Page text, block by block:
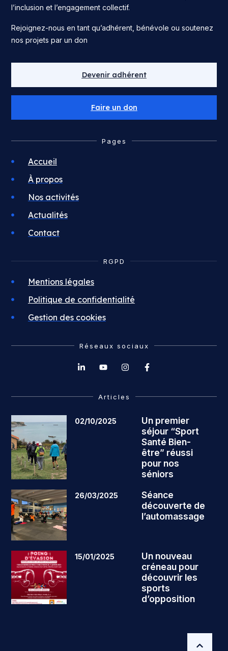
l’inclusion et l’engagement collectif.
Rejoignez-nous en tant qu’adhérent, bénévole ou soutenez
nos projets par un don
Devenir adhérent
Faire un don
Pages
Accueil
À propos
Nos activités
Actualités
Contact
RGPD
Mentions légales
Politique de confidentialité
Gestion des cookies
Réseaux sociaux
Articles
02/10/2025
Un premier
séjour “Sport
Santé Bien-
être” réussi
pour nos
séniors
26/03/2025
Séance
découverte de
l’automassage
15/01/2025
Un nouveau
créneau pour
découvrir les
sports
d’opposition